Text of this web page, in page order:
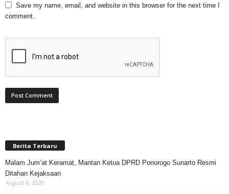
Save my name, email, and website in this browser for the next time I
comment.
Berita Terbaru
Malam Jum’at Keramat, Mantan Ketua DPRD Ponorogo Sunarto Resmi
Ditahan Kejaksaan
August 6, 2026